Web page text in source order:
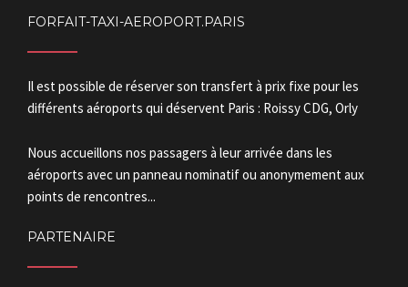
FORFAIT-TAXI-AEROPORT.PARIS
Il est possible de réserver son transfert à prix fixe pour les
différents aéroports qui déservent Paris : Roissy CDG, Orly
Nous accueillons nos passagers à leur arrivée dans les
aéroports avec un panneau nominatif ou anonymement aux
points de rencontres...
PARTENAIRE